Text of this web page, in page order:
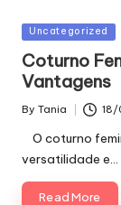
Posted
Uncategorized
Coturno
Vantagens
Posted
By Tania
O coturno
versatilidade e…
Read More